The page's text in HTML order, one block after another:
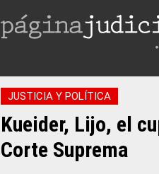
JUSTICIA Y POLÍTICA
Kueider, Lijo, el
Corte Suprema